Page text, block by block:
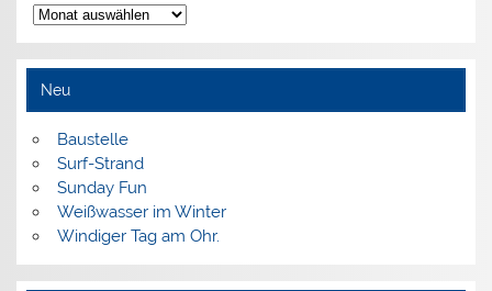
Archiv
Neu
Baustelle
Surf-Strand
Sunday Fun
Weißwasser im Winter
Windiger Tag am Ohr.